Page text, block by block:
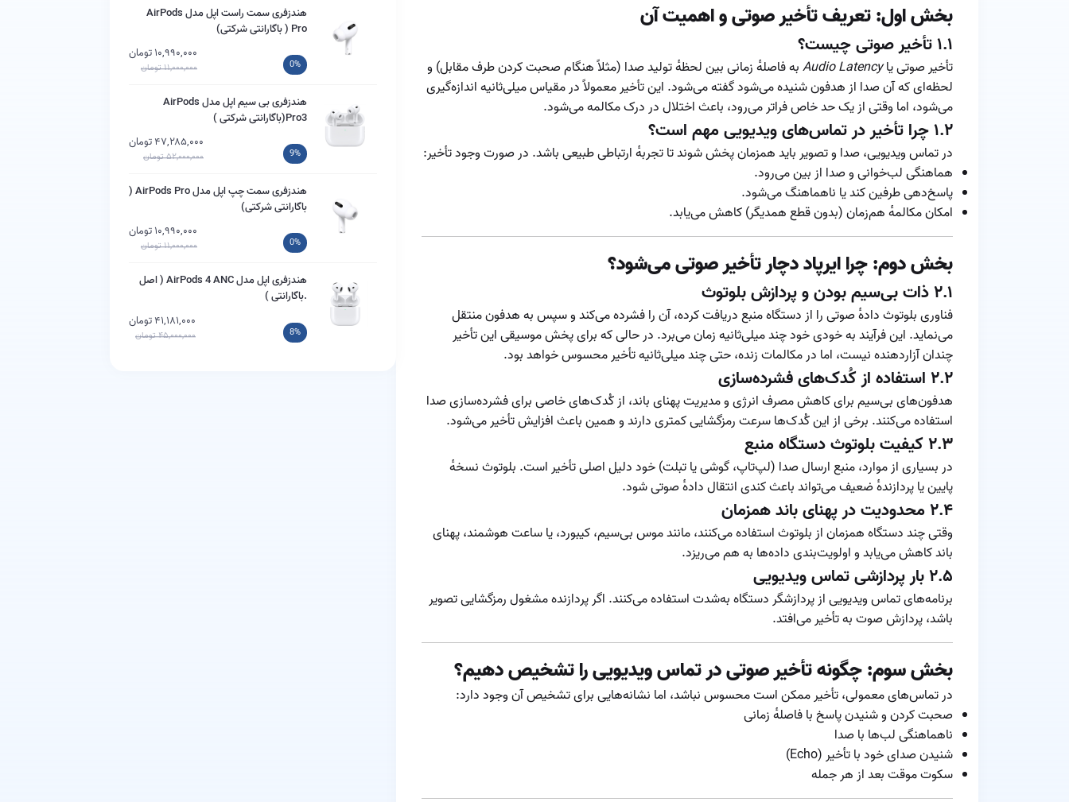
میکروفون ایرپاد در
تماس‌های صوتی
تشخیص اصل بودن
ایرپاد و ایرپادپرو
تشخیص ایرپاد اصل
تنظیمات ایرپاد در
سیستم‌عامل‌های
چگونه ایرپاد خود را
صوتی تنظیم کنیم؟
چگونه ایرپاد گم
شده را پیدا کنیم
چگونه ایرپادهای
خود را برای بهترین
تجربه تماس تنظیم
کنیم؟
چیپ‌ست داخلی
خرابی ایرپاد
خرید
راهنمای حل
مشکلات رایج ایرپاد:
از اتصال تا کیفیت
استفاده از ایرپاد در
ریست ایرپاد
بخش اول: تعریف تأخیر صوتی و اهمیت آن
۱.۱ تأخیر صوتی چیست؟
تأخیر صوتی یاAudio Latencyبه فاصله‌ٔ زمانی بین لحظه‌ٔ تولید صدا (مثلاً هنگام صحبت کردن طرف مقابل) و
لحظه‌ای که آن صدا از هدفون شنیده می‌شود گفته می‌شود. این تأخیر معمولاً در مقیاس میلی‌ثانیه اندازه‌گیری
می‌شود، اما وقتی از یک حد خاص فراتر می‌رود، باعث اختلال در درک مکالمه می‌شود.
۱.۲ چرا تأخیر در تماس‌های ویدیویی مهم است؟
در تماس ویدیویی، صدا و تصویر باید همزمان پخش شوند تا تجربه‌ٔ ارتباطی طبیعی باشد. در صورت وجود تأخیر:
هماهنگی لب‌خوانی و صدا از بین می‌رود.
پاسخ‌دهی طرفین کند یا ناهماهنگ می‌شود.
امکان مکالمه‌ٔ هم‌زمان (بدون قطع همدیگر) کاهش می‌یابد.
بخش دوم: چرا ایرپاد دچار تأخیر صوتی می‌شود؟
۲.۱ ذات بی‌سیم بودن و پردازش بلوتوث
فناوری بلوتوث داده‌ٔ صوتی را از دستگاه منبع دریافت کرده، آن را فشرده می‌کند و سپس به هدفون منتقل
می‌نماید. این فرآیند به خودی خود چند میلی‌ثانیه زمان می‌برد. در حالی که برای پخش موسیقی این تأخیر
چندان آزاردهنده نیست، اما در مکالمات زنده، حتی چند میلی‌ثانیه تأخیر محسوس خواهد بود.
۲.۲ استفاده از کُدک‌های فشرده‌سازی
هدفون‌های بی‌سیم برای کاهش مصرف انرژی و مدیریت پهنای باند، از کُدک‌های خاصی برای فشرده‌سازی صدا
استفاده می‌کنند. برخی از این کُدک‌ها سرعت رمزگشایی کمتری دارند و همین باعث افزایش تأخیر می‌شود.
۲.۳ کیفیت بلوتوث دستگاه منبع
در بسیاری از موارد، منبع ارسال صدا (لپ‌تاپ، گوشی یا تبلت) خود دلیل اصلی تأخیر است. بلوتوث نسخه‌ٔ
پایین یا پردازنده‌ٔ ضعیف می‌تواند باعث کندی انتقال داده‌ٔ صوتی شود.
۲.۴ محدودیت در پهنای باند همزمان
وقتی چند دستگاه همزمان از بلوتوث استفاده می‌کنند، مانند موس بی‌سیم، کیبورد، یا ساعت هوشمند، پهنای
باند کاهش می‌یابد و اولویت‌بندی داده‌ها به هم می‌ریزد.
۲.۵ بار پردازشی تماس ویدیویی
برنامه‌های تماس ویدیویی از پردازشگر دستگاه به‌شدت استفاده می‌کنند. اگر پردازنده مشغول رمزگشایی تصویر
باشد، پردازش صوت به تأخیر می‌افتد.
بخش سوم: چگونه تأخیر صوتی در تماس ویدیویی را تشخیص دهیم؟
در تماس‌های معمولی، تأخیر ممکن است محسوس نباشد، اما نشانه‌هایی برای تشخیص آن وجود دارد:
صحبت کردن و شنیدن پاسخ با فاصله‌ٔ زمانی
ناهماهنگی لب‌ها با صدا
شنیدن صدای خود با تأخیر (Echo)
سکوت موقت بعد از هر جمله
هندزفری سمت راست اپل مدل AirPods
Pro ( باگارانتی شرکتی)
۱۰,۹۹۰,۰۰۰ تومان
۱۱,۰۰۰,۰۰۰ تومان 0%
هندزفری بی سیم اپل مدل AirPods
Pro3(باگارانتی شرکتی )
۴۷,۲۸۵,۰۰۰ تومان
۵۲,۰۰۰,۰۰۰ تومان 9%
هندزفری سمت چپ اپل مدل AirPods Pro (
باگارانتی شرکتی)
۱۰,۹۹۰,۰۰۰ تومان
۱۱,۰۰۰,۰۰۰ تومان 0%
هندزفری اپل مدل AirPods 4 ANC ( اصل
.باگارانتی )
۴۱,۱۸۱,۰۰۰ تومان
۴۵,۰۰۰,۰۰۰ تومان 8%